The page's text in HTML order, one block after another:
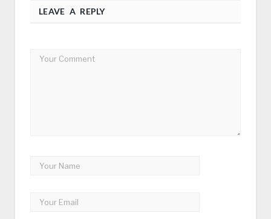
LEAVE A REPLY